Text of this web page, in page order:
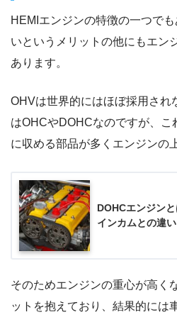
HEMIエンジンの特徴の一つで
いというメリットの他にもエン
あります。
OHVは世界的にはほぼ採用され
はOHCやDOHCなのですが、こ
に収める部品が多くエンジンの
DOHCエンジン
インカムとの違い
そのためエンジンの重心が高く
ットを抱えており、結果的には